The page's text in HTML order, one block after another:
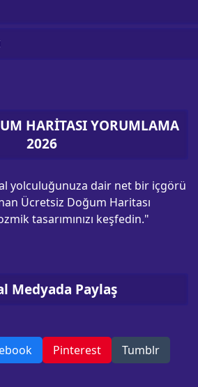
HARİTASI YORUMLAMA
2026
yolculuğunuza dair net bir içgörü
Ücretsiz Doğum Haritası
tasarımınızı keşfedin."
Medyada Paylaş
Pinterest Tumblr